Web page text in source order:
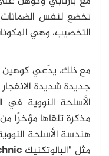
تخضع لنفس الضمانات
التخصيب، وهي
مع ذلك، يدّعي كوهين
جديدة شديدة
الأسلحة النووية
مذكرة تلقاها مؤخرًا
هندسة الأسلحة
مثل "البالوتكنيك